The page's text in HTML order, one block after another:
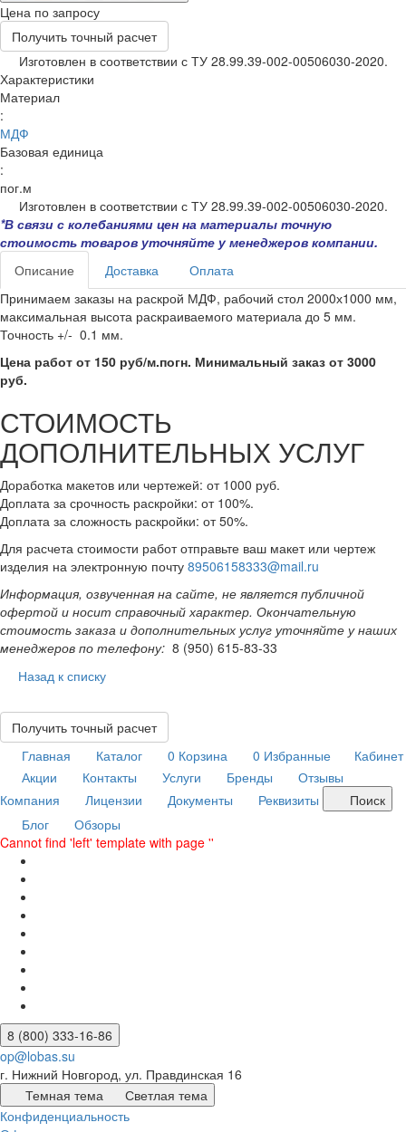
Цена по запросу
Получить точный расчет
Изготовлен в соответствии с ТУ 28.99.39-002-00506030-2020.
Характеристики
Материал
:
МДФ
Базовая единица
:
пог.м
Изготовлен в соответствии с ТУ 28.99.39-002-00506030-2020.
*В связи с колебаниями цен на материалы точную
стоимость товаров уточняйте у менеджеров компании.
Описание
Доставка
Оплата
Принимаем заказы на раскрой МДФ, рабочий стол 2000х1000 мм,
максимальная высота раскраиваемого материала до 5 мм.
Точность +/- 0.1 мм.
Цена работ от 150 руб/м.погн. Минимальный заказ от 3000
руб.
СТОИМОСТЬ
ДОПОЛНИТЕЛЬНЫХ УСЛУГ
Доработка макетов или чертежей: от 1000 руб.
Доплата за срочность раскройки: от 100%.
Доплата за сложность раскройки: от 50%.
Для расчета стоимости работ отправьте ваш макет или чертеж
изделия на электронную почту 89506158333@mail.ru
Информация, озвученная на сайте, не является публичной
офертой и носит справочный характер. Окончательную
стоимость заказа и дополнительных услуг уточняйте у наших
менеджеров по телефону: 8 (950) 615-83-33
Назад к списку
Получить точный расчет
Главная
Каталог 0 Корзина 0 Избранные
Кабинет
Акции
Контакты Услуги Бренды
Отзывы
Компания
Лицензии Документы Реквизиты
Поиск
Блог
Обзоры
Cannot find 'left' template with page ''
8 (800) 333-16-86
op@lobas.su
г. Нижний Новгород, ул. Правдинская 16
Темная тема
Светлая тема
Конфиденциальность